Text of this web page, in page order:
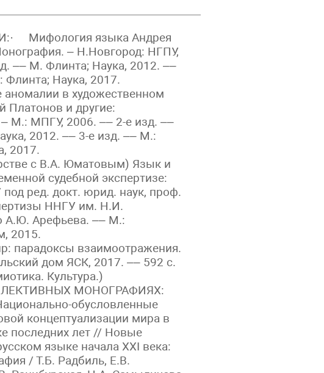
Мифология языка Андрея
– Н.Новгород: НГПУ,
–– М. Флинта; Наука, 2012. ––
Флинта; Наука, 2017.
в художественном
Платонов и другие:
М.: МПГУ, 2006. –– 2-е изд. ––
2012. –– 3-е изд. –– М.:
2017.
с В.А. Юматовым) Язык и
судебной экспертизе:
ред. докт. юрид. наук, проф.
ННГУ им. Н.И.
А.Ю. Арефьева. –– М.:
2015.
парадоксы взаимоотражения.
дом ЯСК, 2017. –– 592 с.
Культура.)
МОНОГРАФИЯХ:
обусловленные
концептуализации мира в
последних лет // Новые
языке начала XXI века:
/ Т.Б. Радбиль, Е.В.